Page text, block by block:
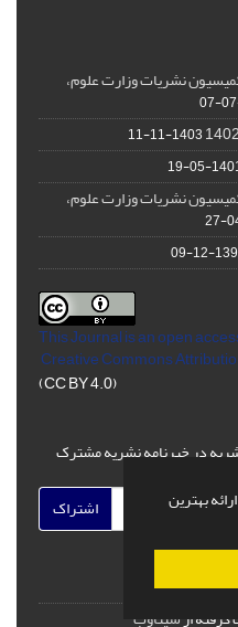
بهترین
نشریات وزارت علوم،
1403-11-11
1401-
نشریات وزارت علوم،
1399-
This Journal is an open
Creative Commons
(CC BY 4.0)
در خبرنامه نشریه مشترک
اشتراک
ازسیناوب